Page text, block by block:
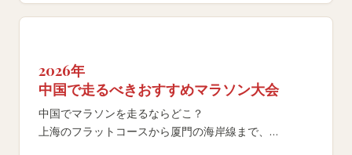
2026年
中国で走るべきおすすめマラソン大会
中国でマラソンを走るならどこ？
上海のフラットコースから厦門の海岸線まで、